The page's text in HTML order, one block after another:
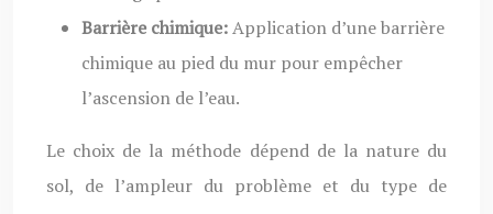
Barrière chimique:Application d’une barrière
chimique au pied du mur pour empêcher
l’ascension de l’eau.
Le choix de la méthode dépend de la nature du
sol, de l’ampleur du problème et du type de